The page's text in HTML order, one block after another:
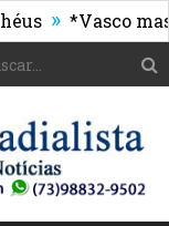
» *Vasco